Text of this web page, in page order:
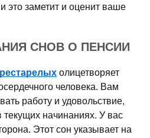
это заметит и оценит ваше
СНОВ О ПЕНСИИ
олицетворяет
человека. Вам
работу и удовольствие,
текущих начинаниях. У вас
Этот сон указывает на